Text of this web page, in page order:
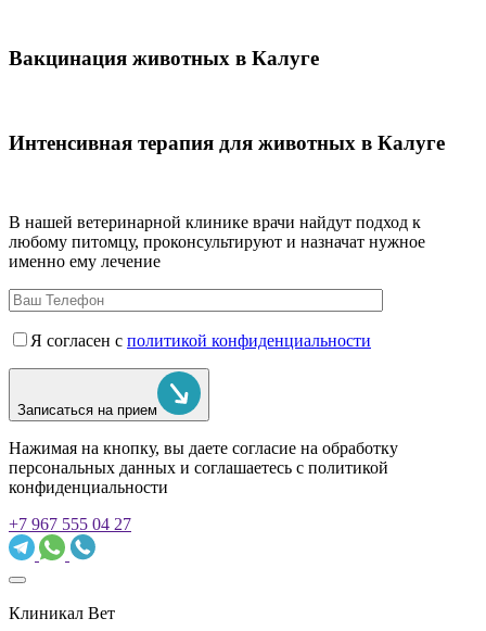
Вакцинация животных в Калуге
Интенсивная терапия для животных в Калуге
В нашей ветеринарной клинике врачи найдут подход к
любому питомцу, проконсультируют и назначат нужное
именно ему лечение
Я согласен с политикой конфиденциальности
Записаться на прием
Нажимая на кнопку, вы даете согласие на обработку
персональных данных и соглашаетесь c политикой
конфиденциальности
+7 967 555 04 27
Клиникал Вет